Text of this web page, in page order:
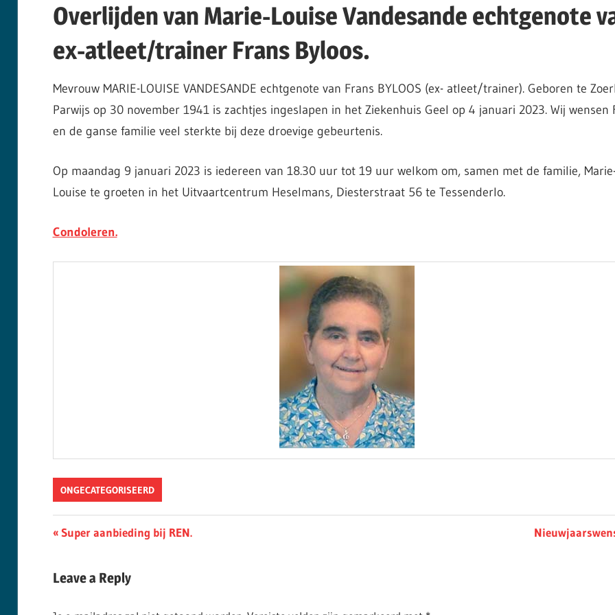
Overlijden van Marie-Louise Vandesande echtgenote
ex-atleet/trainer Frans Byloos.
Mevrouw MARIE-LOUISE VANDESANDE echtgenote van Frans BYLOOS (ex- atleet/trainer). Geboren te
Parwijs op 30 november 1941 is zachtjes ingeslapen in het Ziekenhuis Geel op 4 januari 2023. Wij wensen
en de ganse familie veel sterkte bij deze droevige gebeurtenis.
Op maandag 9 januari 2023 is iedereen van 18.30 uur tot 19 uur welkom om, samen met de familie,
Louise te groeten in het Uitvaartcentrum Heselmans, Diesterstraat 56 te Tessenderlo.
Condoleren.
ONGECATEGORISEERD
Berichtnavigatie
Previous
Super aanbieding bij REN.
Next
Leave a Reply